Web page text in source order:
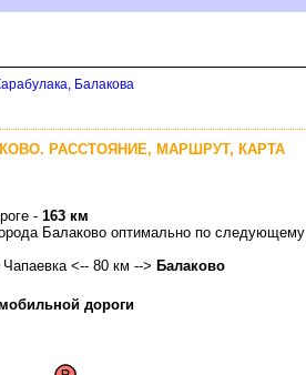
Балакова
РАССТОЯНИЕ, МАРШРУТ, КАРТА
- 163 км
Балаково оптимально по следующему
<-- 80 км --> Балаково
дороги